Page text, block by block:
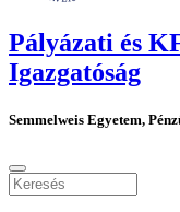
Pályázati és
Igazgatóság
Semmelweis Egyetem,